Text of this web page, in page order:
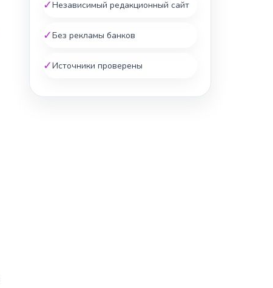
✓Независимый редакционный сайт
✓Без рекламы банков
✓Источники проверены